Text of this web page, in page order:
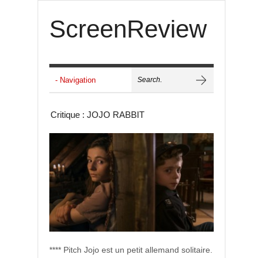
ScreenReview
Critique : JOJO RABBIT
**** Pitch Jojo est un petit allemand solitaire.